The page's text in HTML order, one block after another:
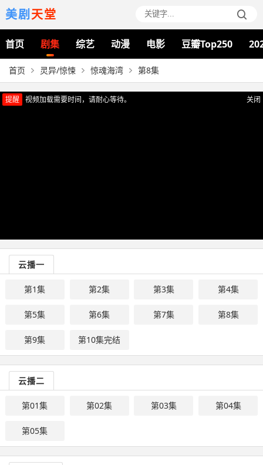
美剧天堂
首页 剧集 综艺 动漫 电影 豆瓣Top250
首页 灵异/惊悚 惊魂海湾 第8集
关闭
提醒
视频加载需要时间，请耐心等待。
云播一
第1集 第2集 第3集 第4集
第5集 第6集 第7集 第8集
第9集 第10集完结
云播二
第01集 第02集 第03集 第04集
第05集